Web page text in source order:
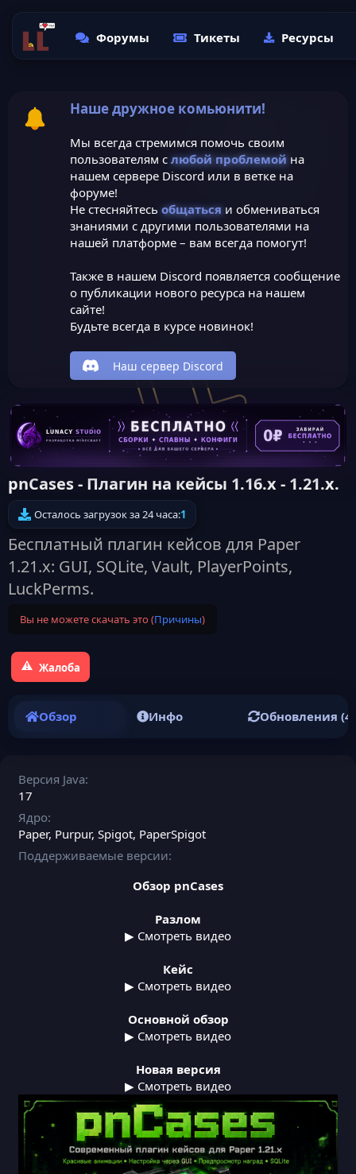
Форумы Тикеты Ресурсы
Наше дружное комьюнити!
Мы всегда стремимся помочь своим
пользователям с любой проблемойна
нашем сервере Discord или в ветке на
форуме!
Не стесняйтесь общатьсяи обмениваться
знаниями с другими пользователями на
нашей платформе – вам всегда помогут!
Также в нашем Discord появляется сообщение
о публикации нового ресурса на нашем
сайте!
Будьте всегда в курсе новинок!
Наш сервер Discord
pnCases - Плагин на кейсы 1.16.x - 1.21.x.
Осталось загрузок за 24 часа:1
Бесплатный плагин кейсов для Paper
1.21.x: GUI, SQLite, Vault, PlayerPoints,
LuckPerms.
Вы не можете скачать это (Причины)
Жалоба
Обзор Инфо Обновления (4)
Версия Java
17
Ядро
Paper Purpur Spigot PaperSpigot
Поддерживаемые версии
Обзор pnCases
Разлом
▶ Смотреть видео
Кейс
▶ Смотреть видео
Основной обзор
▶ Смотреть видео
Новая версия
▶ Смотреть видео